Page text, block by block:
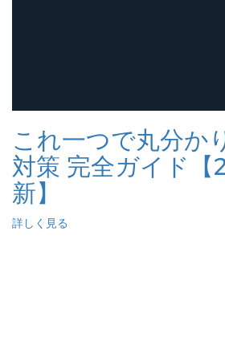
これ一つで丸分か
対策 完全ガイド【
新】
詳しく見る